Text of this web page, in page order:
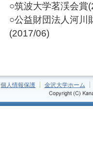
○筑波大学茗渓会賞
○公益財団法人河
(2017/06)
個人情報保護 金沢大学ホーム